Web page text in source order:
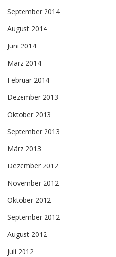
September 2014
August 2014
Juni 2014
März 2014
Februar 2014
Dezember 2013
Oktober 2013
September 2013
März 2013
Dezember 2012
November 2012
Oktober 2012
September 2012
August 2012
Juli 2012